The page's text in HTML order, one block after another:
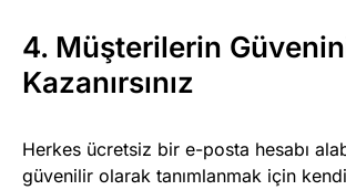
4. Müşterilerin
Kazanırsınız
Herkes ücretsiz bir e-posta hesabı
güvenilir olarak tanımlanmak için